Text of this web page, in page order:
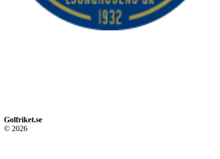
Golfriket.se
© 2026